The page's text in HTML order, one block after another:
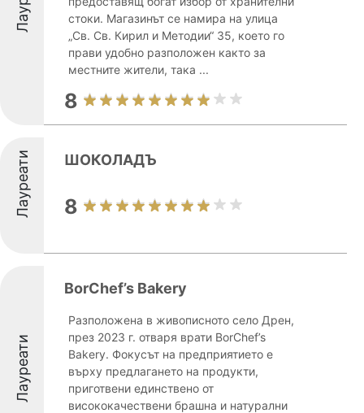
стоки. Магазинът се намира на улица
„Св. Св. Кирил и Методии“ 35, което го
прави удобно разположен както за
местните жители, така ...
8
Лауреати ШОКОЛАДЪ
8
Лауреати
BorChef’s Bakery
Разположена в живописното село Дрен,
през 2023 г. отваря врати BorChef’s
Bakery. Фокусът на предприятието е
върху предлагането на продукти,
приготвени единствено от
висококачествени брашна и натурални